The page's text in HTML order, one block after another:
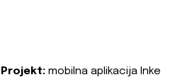
Projekt: mobilna aplikacija Inke